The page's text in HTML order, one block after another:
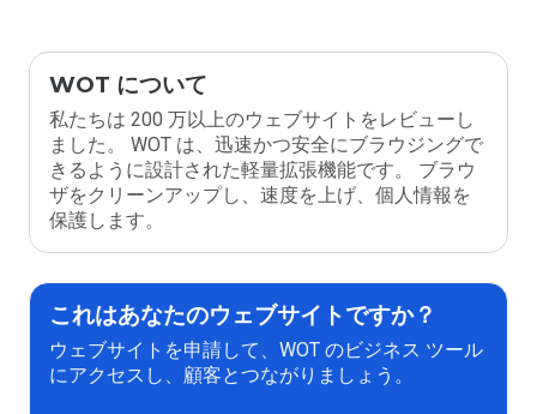
WOT について
私たちは 200 万以上のウェブサイトをレビューし
ました。 WOT は、迅速かつ安全にブラウジングで
きるように設計された軽量拡張機能です。 ブラウ
ザをクリーンアップし、速度を上げ、個人情報を
保護します。
これはあなたのウェブサイトですか？
ウェブサイトを申請して、WOT のビジネス ツール
にアクセスし、顧客とつながりましょう。